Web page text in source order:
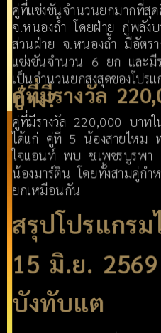
คู่ที่แข่งขันจำนวนยกมากที่
จ.หนองถ้ำ โดยฝ่าย กู่พลัง
ส่วนฝ่าย จ.หนองถ้ำ มีอัตร
แข่งขันจำนวน 6 ยก และมี
เป็นจำนวนยกสูงสุดของโปร
คู่ที่มีรางวัล
บ้าง?
คู่ที่มีรางวัล 220,000 บาท
ได้แก่ คู่ที่ 5 น้องสายไห
ใจแอนท์ พบ ช.เพชรบูรพ
น้องมาร์ติน โดยทั้งสามคู่กำ
ยกเหมือนกัน
สรุปโปรแกร
15 มิ.ย.
บังทับแต